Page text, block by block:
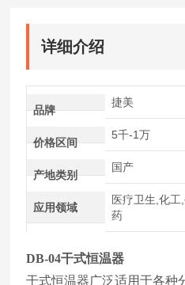
详细介绍
品牌
捷美
价格区间
5千-1万
产地类别
国产
应用领域
医疗卫生,化工
药
DB-04干式恒温器
干式恒温器广泛适用于各种